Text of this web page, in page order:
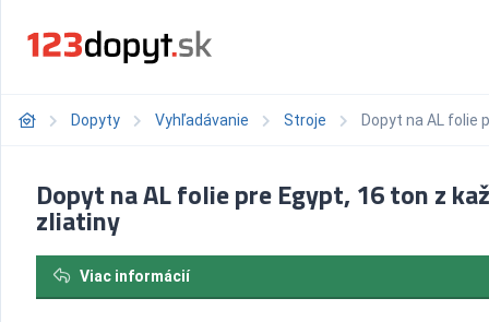
Dopyty Vyhľadávanie Stroje Dopyt na AL folie
Dopyt na AL folie pre Egypt, 16 ton z
zliatiny
Viac informácií